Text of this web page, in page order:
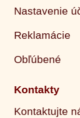
Nastavenie
Reklamácie
Obľúbené
Kontakty
Kontaktujte